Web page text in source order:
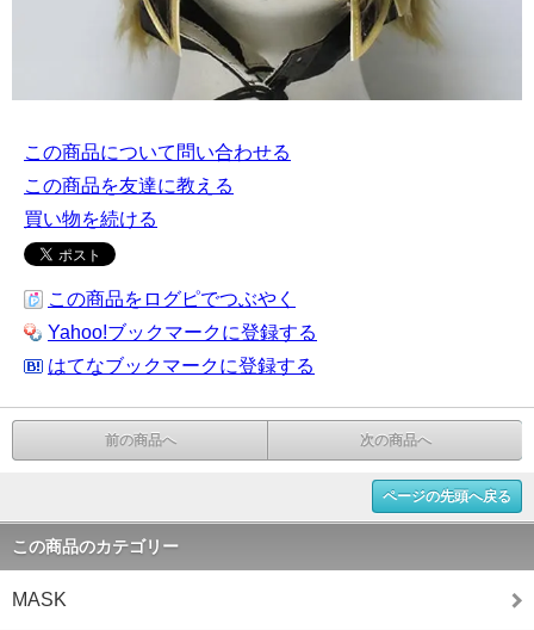
この商品について問い合わせる
この商品を友達に教える
買い物を続ける
この商品をログピでつぶやく
Yahoo!ブックマークに登録する
はてなブックマークに登録する
前の商品へ 次の商品へ
ページの先頭へ戻る
この商品のカテゴリー
MASK